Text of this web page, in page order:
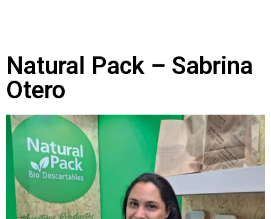
Natural Pack – Sabrina
Otero